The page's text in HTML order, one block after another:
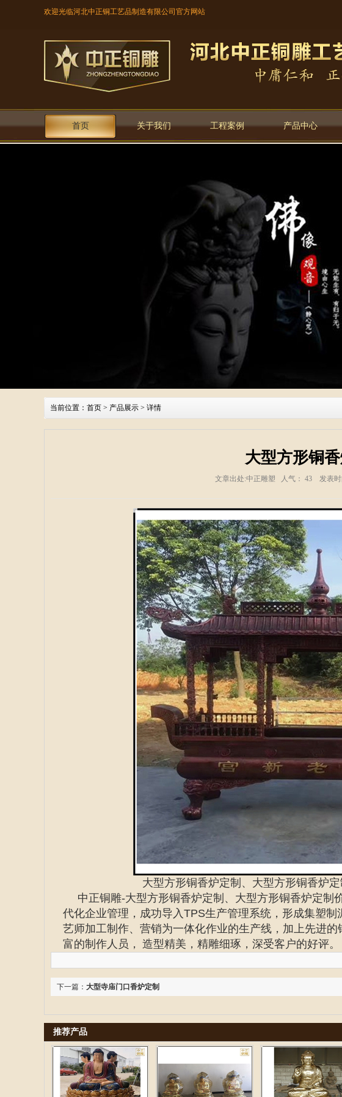
欢迎光临河北中正铜工艺品制造有限公司官方网站
首页 关于我们 工程案例 产品中心
当前位置： 首页 > 产品展示 > 详情
大型方形铜
文章出处:中正雕塑 人气： 43 发表时
大型方形铜香炉定制、大型方形铜香炉
中正铜雕-大型方形铜香炉定制、 大型方形铜香炉定制
代化企业管理，成功导入TPS生产管理系统，形成集塑
艺师加工制作、营销为一体化作业的生产线，加上先进
富的制作人员， 造型精美，精雕细琢，深受客户的好评。
下一篇： 大型寺庙门口香炉定制
推荐产品